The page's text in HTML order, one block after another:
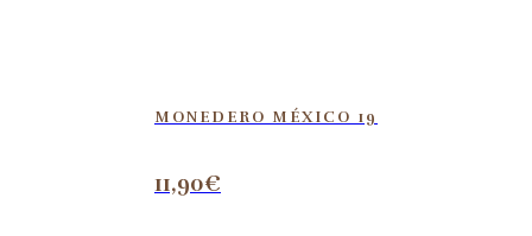
MONEDERO MÉXICO 19
11,90€